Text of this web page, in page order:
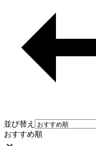
並び替え
おすすめ順